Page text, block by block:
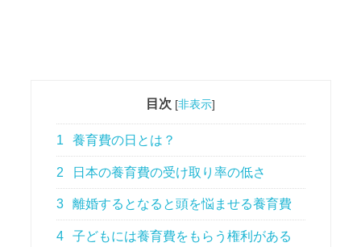
目次 [非表示]
1 養育費の日とは？
2 日本の養育費の受け取り率の低さ
3 離婚するとなると頭を悩ませる養育費
4 子どもには養育費をもらう権利がある